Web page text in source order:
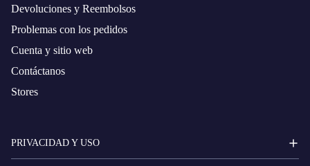
Devoluciones y Reembolsos
Problemas con los pedidos
Cuenta y sitio web
Contáctanos
Stores
PRIVACIDAD Y USO